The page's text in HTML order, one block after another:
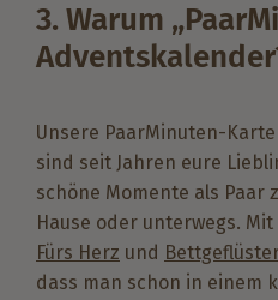
3. Warum
Unsere PaarMinuten-
sind seit Jahren eure
schöne Momente als Paar
Hause oder unterwegs.
Fürs Herz und
dass man schon in einem